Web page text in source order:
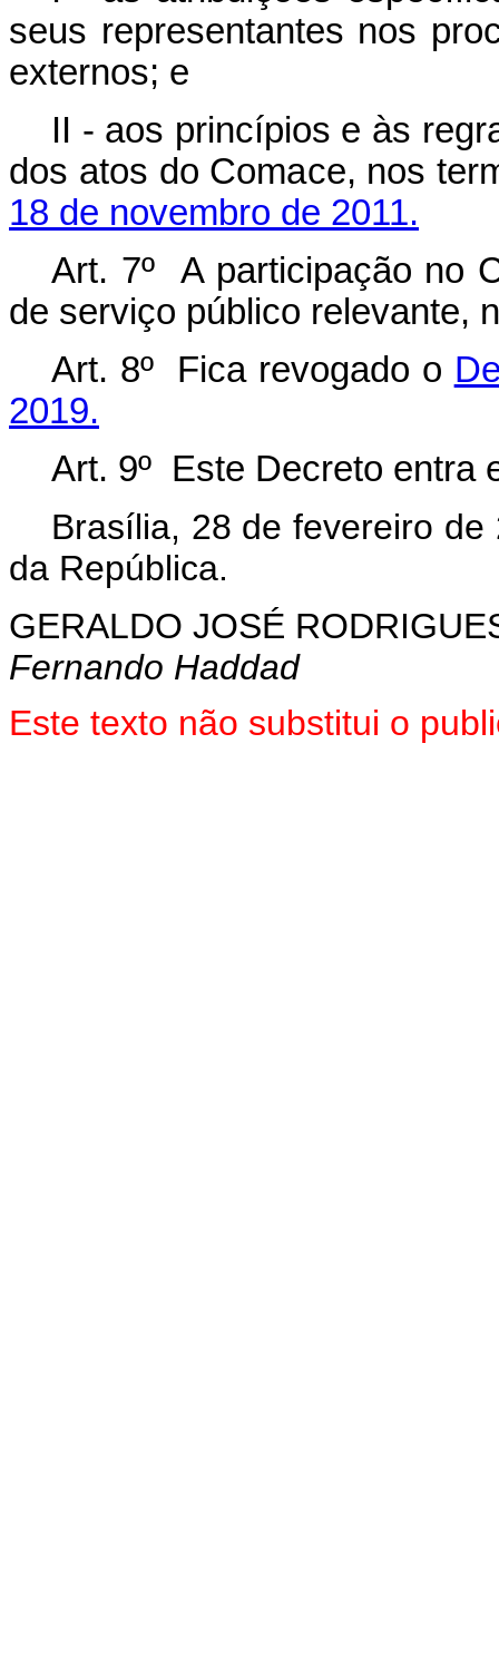
seus representantes nos
externos; e
II - aos princípios e às
dos atos do Comace, nos
18 de novembro de 2011.
Art. 7º A participação no
de serviço público relevante,
Art. 8º Fica revogado o
2019.
Art. 9º Este Decreto entra
Brasília, 28 de fevereiro de
da República.
GERALDO JOSÉ
Fernando Haddad
Este texto não substitui o